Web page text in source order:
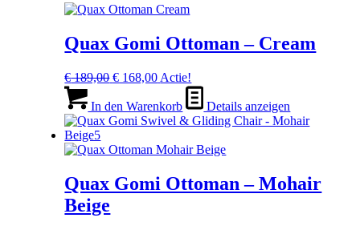
Quax Gomi Ottoman – Cream
€189,00 Ursprünglicher
war:
€ 189,00
€ 168,00Aktueller
ist:
€ 168,00.
Actie!
In den Warenkorb Details anzeigen
Quax Gomi Ottoman – Mohair
Beige